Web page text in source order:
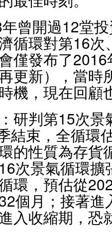
曾開過12堂
循環對第16
僅發布了
更新），當時
機，現在回顧
研判第15次
結束，全循環
的性質為存貨
次景氣循環
環，預估從
個月；接著
入收縮期，恐